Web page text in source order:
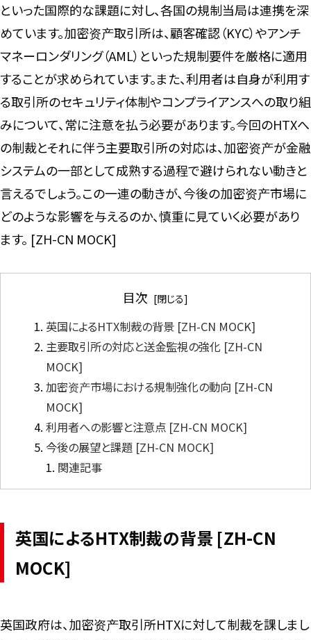
といった国際的な課題に対し、各国の規制当局は連携を深
めています。加密资产取引所は、顧客確認（KYC）やアンチ
マネーロンダリング（AML）といった規制要件を厳格に適用
することが求められています。また、利用者は自身が利用す
る取引所のセキュリティ体制やコンプライアンスへの取り組
みについて、常に注意を払う必要があります。今回のHTXへ
の制裁とそれに伴う主要取引所の対応は、加密资产が金融
システムの一部として成熟する過程で避けられない動きと
言えるでしょう。この一連の動きが、今後の加密资产市場に
どのような影響を与えるのか、慎重に見ていく必要があり
ます。 [ZH-CN MOCK]
目次
英国によるHTX制裁の背景 [ZH-CN MOCK]
主要取引所の対応と送金監視の強化 [ZH-CN
MOCK]
加密资产市場における規制強化の動向 [ZH-CN
MOCK]
利用者への影響と注意点 [ZH-CN MOCK]
今後の展望と課題 [ZH-CN MOCK]
関連記事
英国によるHTX制裁の背景 [ZH-CN
MOCK]
英国政府は、加密资产取引所HTXに対して制裁を課しまし